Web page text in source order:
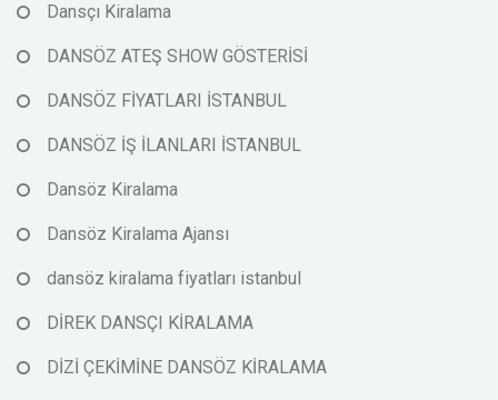
Dansçı Kiralama
DANSÖZ ATEŞ SHOW GÖSTERİSİ
DANSÖZ FİYATLARI İSTANBUL
DANSÖZ İŞ İLANLARI İSTANBUL
Dansöz Kiralama
Dansöz Kiralama Ajansı
dansöz kiralama fiyatları istanbul
DİREK DANSÇI KİRALAMA
DİZİ ÇEKİMİNE DANSÖZ KİRALAMA